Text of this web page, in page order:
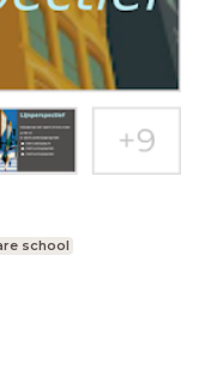
school